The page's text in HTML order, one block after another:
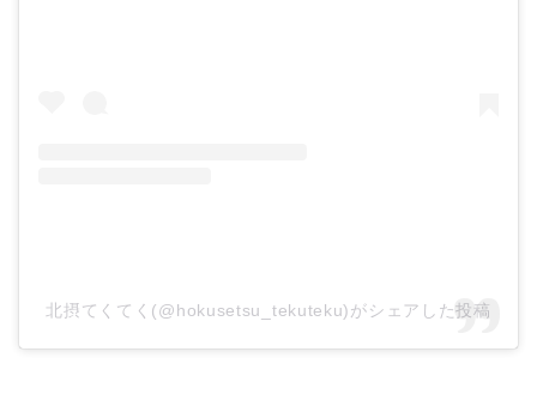
北摂てくてく(@hokusetsu_tekuteku)がシェアした投稿